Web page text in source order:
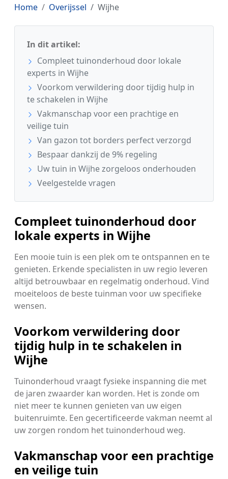
Home Overijssel Wijhe
In dit artikel:
Compleet tuinonderhoud door lokale
experts in Wijhe
Voorkom verwildering door tijdig hulp in
te schakelen in Wijhe
Vakmanschap voor een prachtige en
veilige tuin
Van gazon tot borders perfect verzorgd
Bespaar dankzij de 9% regeling
Uw tuin in Wijhe zorgeloos onderhouden
Veelgestelde vragen
Compleet tuinonderhoud door
lokale experts in Wijhe
Een mooie tuin is een plek om te ontspannen en te
genieten. Erkende specialisten in uw regio leveren
altijd betrouwbaar en regelmatig onderhoud. Vind
moeiteloos de beste tuinman voor uw specifieke
wensen.
Voorkom verwildering door
tijdig hulp in te schakelen in
Wijhe
Tuinonderhoud vraagt fysieke inspanning die met
de jaren zwaarder kan worden. Het is zonde om
niet meer te kunnen genieten van uw eigen
buitenruimte. Een gecertificeerde vakman neemt al
uw zorgen rondom het tuinonderhoud weg.
Vakmanschap voor een prachtige
en veilige tuin